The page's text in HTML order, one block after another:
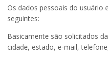
Os dados pessoais do usuário
seguintes:
Basicamente são solicitados
cidade, estado, e-mail,